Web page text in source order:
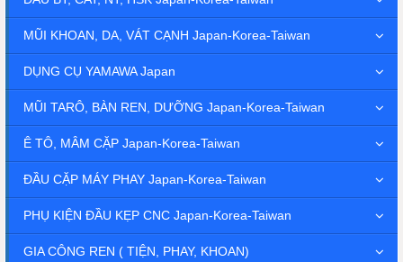
MŨI KHOAN, DA, VÁT CẠNH Japan-Korea-Taiwan
DỤNG CỤ YAMAWA Japan
MŨI TARÔ, BÀN REN, DƯỠNG Japan-Korea-Taiwan
Ê TÔ, MÂM CẶP Japan-Korea-Taiwan
ĐẦU CẶP MÁY PHAY Japan-Korea-Taiwan
PHỤ KIỆN ĐẦU KẸP CNC Japan-Korea-Taiwan
GIA CÔNG REN ( TIỆN, PHAY, KHOAN)